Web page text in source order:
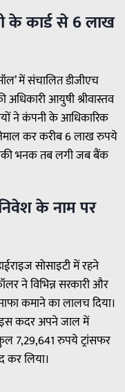
के कार्ड से 6 लाख
में संचालित डीजीएच
आयुषी श्रीवास्तव
ने कंपनी के आधिकारिक
कर करीब 6 लाख रुपये
भनक तब लगी जब बैंक
के नाम पर
सोसाइटी में रहने
ने विभिन्न सरकारी और
कमाने का लालच दिया।
इस कदर अपने जाल में
7,29,641 रुपये ट्रांसफर
कर लिया।